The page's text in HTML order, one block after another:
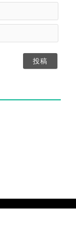
ま
（
意
L
（